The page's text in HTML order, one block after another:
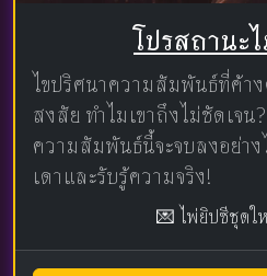
โปรสถานะ
ไขปริศนาความสัมพันธ์ที่ค้า
สงสัย ทำไมเขาถึงไม่ชัดเจน
ความสัมพันธ์นี้จะจบลงอย่าง
เดาและรับรู้ความจริง!
💌 ไพ่ยิปซีชุดใ